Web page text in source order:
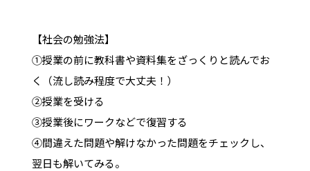
【社会の勉強法】
①授業の前に教科書や資料集をざっくりと読んでお
く（流し読み程度で大丈夫！）
②授業を受ける
③授業後にワークなどで復習する
④間違えた問題や解けなかった問題をチェックし、
翌日も解いてみる。